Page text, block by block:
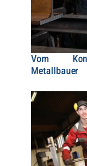
Vom
Metallbauer